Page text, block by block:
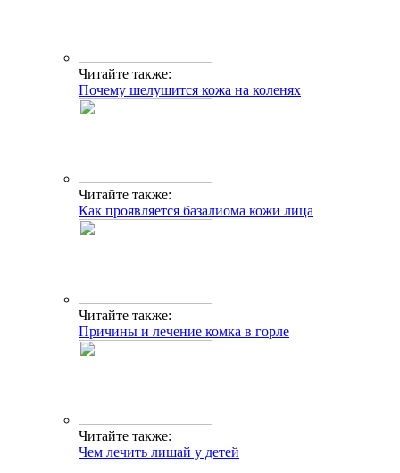
Читайте также:
Почему шелушится кожа на коленях
Читайте также:
Как проявляется базалиома кожи лица
Читайте также:
Причины и лечение комка в горле
Читайте также:
Чем лечить лишай у детей